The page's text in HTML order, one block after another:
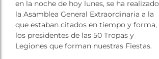
en la noche de hoy lunes, se ha realizado
la Asamblea General Extraordinaria a la
que estaban citados en tiempo y forma,
los presidentes de las 50 Tropas y
Legiones que forman nuestras Fiestas.